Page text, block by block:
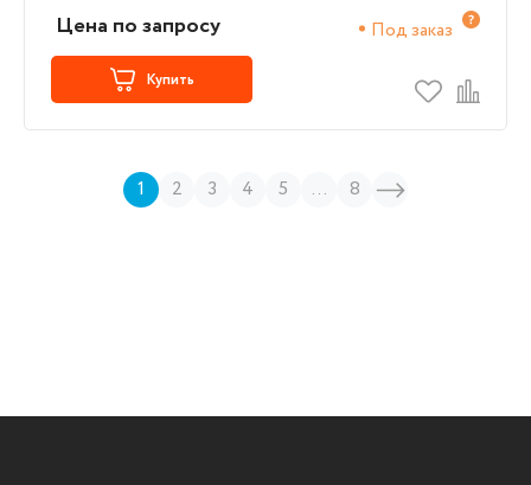
Цена по запросу Под заказ
Купить
1 2 3 4 5 ... 8